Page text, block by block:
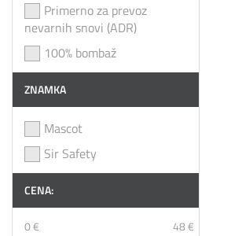
Primerno za prevoz
nevarnih snovi (ADR)
100% bombaž
ZNAMKA
Mascot
Sir Safety
CENA:
0 € 48 €